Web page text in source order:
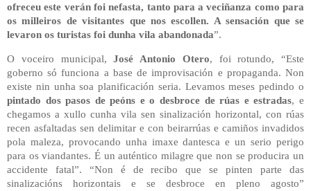
ofreceu este verán foi nefasta, tanto para a veciñanza como para
os milleiros de visitantes que nos escollen. A sensación que se
levaron os turistas foi dunha vila abandonada”.
O voceiro municipal,José Antonio Otero, foi rotundo, “Este
goberno só funciona a base de improvisación e propaganda. Non
existe nin unha soa planificación seria. Levamos meses pedindo o
pintado dos pasos de peóns e o desbroce de rúas e estradas, e
chegamos a xullo cunha vila sen sinalización horizontal, con rúas
recen asfaltadas sen delimitar e con beirarrúas e camiños invadidos
pola maleza, provocando unha imaxe dantesca e un serio perigo
para os viandantes. É un auténtico milagre que non se producira un
accidente fatal”. “Non é de recibo que se pinten parte das
sinalizacións horizontais e se desbroce en pleno agosto”